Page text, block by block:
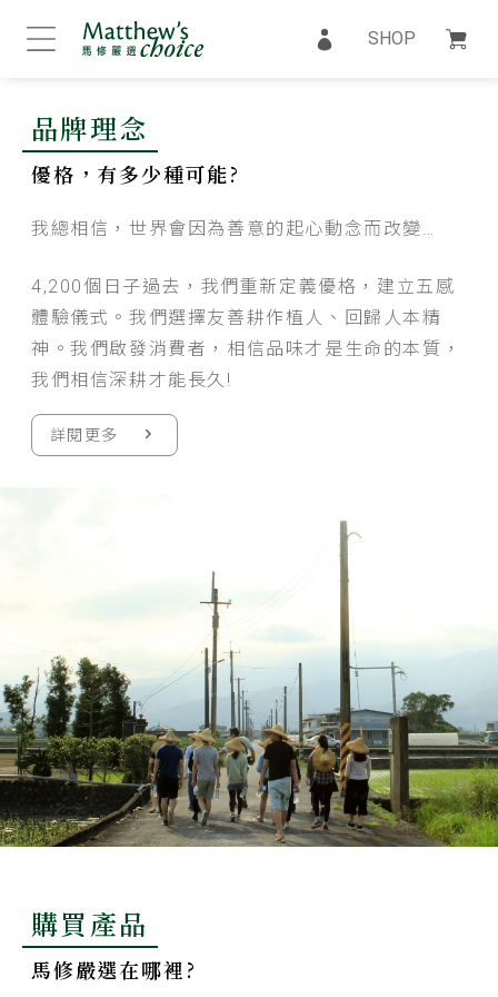
SHOP
品牌理念
優格，有多少種可能?
我總相信，世界會因為善意的起心動念而改變…
4,200個日子過去，我們重新定義優格，建立五感
體驗儀式。我們選擇友善耕作植人、回歸人本精
神。我們啟發消費者，相信品味才是生命的本質，
我們相信深耕才能長久!
詳閱更多
購買產品
馬修嚴選在哪裡?